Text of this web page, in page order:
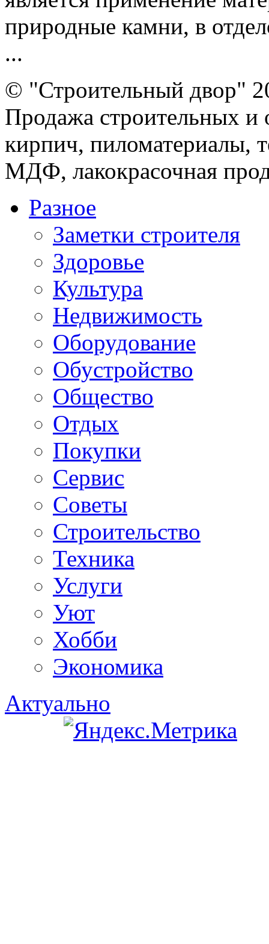
природные камни, в
...
© "Строительный двор"
Продажа строительных и
кирпич, пиломатериалы,
МДФ, лакокрасочная
Разное
Заметки строителя
Здоровье
Культура
Недвижимость
Оборудование
Обустройство
Общество
Отдых
Покупки
Сервис
Советы
Строительство
Техника
Услуги
Уют
Хобби
Экономика
Актуально